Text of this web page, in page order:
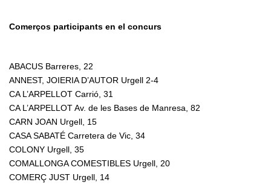
Comerços participants en el concurs
ABACUS Barreres, 22
ANNEST, JOIERIA D’AUTOR Urgell 2-4
CA L’ARPELLOT Carrió, 31
CA L’ARPELLOT Av. de les Bases de Manresa, 82
CARN JOAN Urgell, 15
CASA SABATÉ Carretera de Vic, 34
COLONY Urgell, 35
COMALLONGA COMESTIBLES Urgell, 20
COMERÇ JUST Urgell, 14